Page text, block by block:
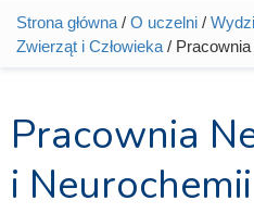
Jesteś tutaj
Strona główna / O uczelni /
Zwierząt i Człowieka /
Pracownia
i Neurochemii